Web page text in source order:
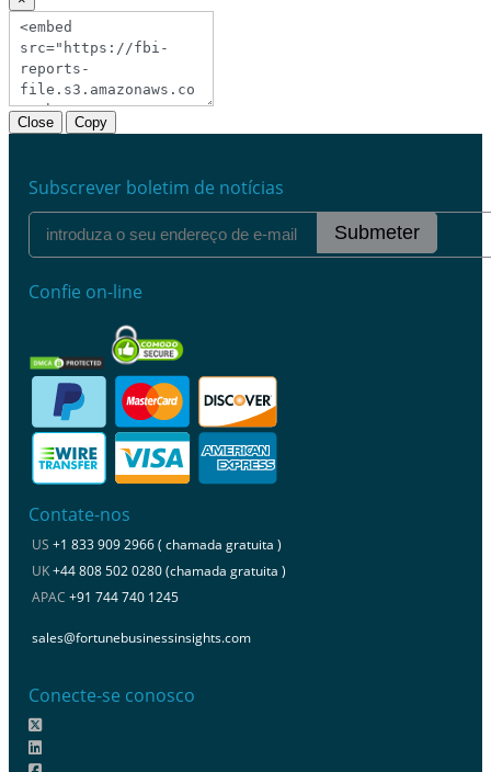
Close Copy
Subscrever boletim de notícias
Submeter
Confie on-line
Contate-nos
US +1 833 909 2966 ( chamada gratuita )
UK+44 808 502 0280 (chamada gratuita )
APAC +91 744 740 1245
sales@fortunebusinessinsights.com
Conecte-se conosco